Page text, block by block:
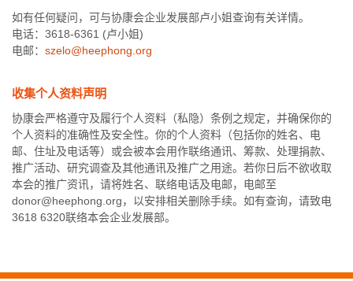
如有任何疑问，可与协康会企业发展部卢小姐查询有关详情。
电话：3618-6361 (卢小姐)
电邮： szelo@heephong.org
收集个人资料声明
协康会严格遵守及履行个人资料（私隐）条例之规定，并确保你的
个人资料的准确性及安全性。你的个人资料（包括你的姓名、电
邮、住址及电话等）或会被本会用作联络通讯、筹款、处理捐款、
推广活动、研究调查及其他通讯及推广之用途。若你日后不欲收取
本会的推广资讯，请将姓名、联络电话及电邮，电邮至
donor@heephong.org，以安排相关删除手续。如有查询，请致电
3618 6320联络本会企业发展部。